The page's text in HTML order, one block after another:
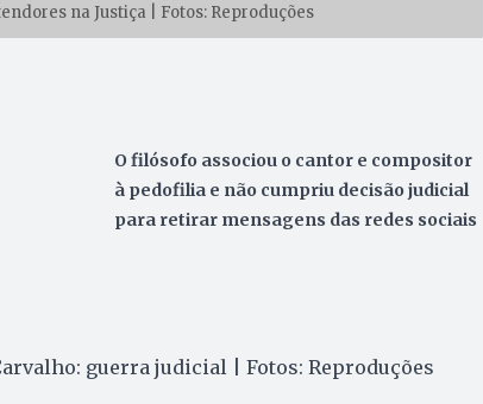
na Justiça | Fotos: Reproduções
O filósofo associou o cantor e compositor
à pedofilia e não cumpriu decisão judicial
para retirar mensagens das redes sociais
guerra judicial | Fotos: Reproduções